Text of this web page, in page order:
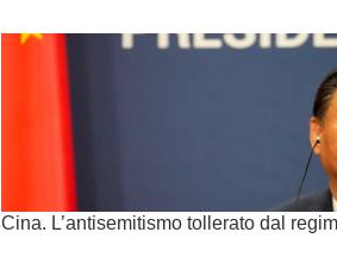
Cina. L’antisemitismo tollerato dal